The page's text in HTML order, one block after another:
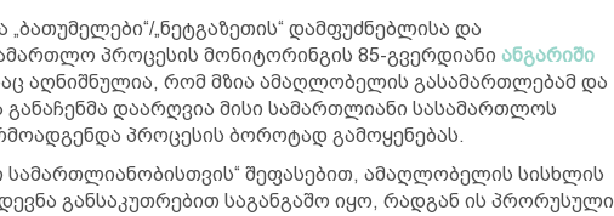
„ნეტგაზეთის“ დამფუძნებლისა და
პროცესის მონიტორინგის 85-გვერდიანი ანგარიში
აღნიშნულია, რომ მზია ამაღლობელის გასამართლებამ და
განაჩენმა დაარღვია მისი სამართლიანი სასამართლოს
პროცესის ბოროტად გამოყენებას.
სამართლიანობისთვის“ შეფასებით, ამაღლობელის სისხლის
განსაკუთრებით საგანგაშო იყო, რადგან ის პრორუსული